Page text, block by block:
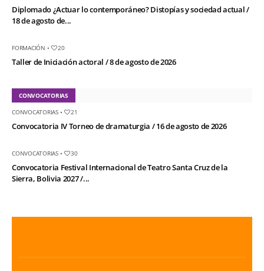
Diplomado ¿Actuar lo contemporáneo? Distopías y sociedad actual /
18 de agosto de...
FORMACIÓN • 20
Taller de Iniciación actoral / 8 de agosto de 2026
CONVOCATORIAS
CONVOCATORIAS• 21
Convocatoria IV Torneo de dramaturgia / 16 de agosto de 2026
CONVOCATORIAS• 30
Convocatoria Festival Internacional de Teatro Santa Cruz de la
Sierra, Bolivia 2027 /...